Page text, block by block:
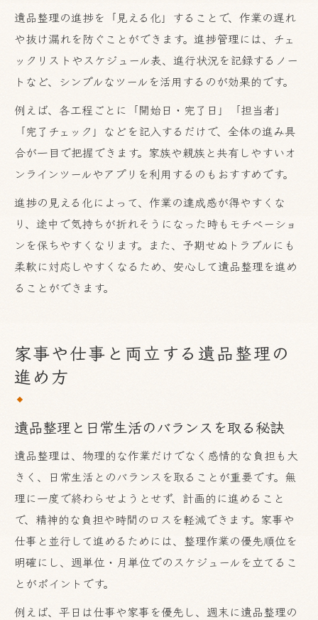
遺品整理の進捗を「見える化」することで、作業の遅れ
や抜け漏れを防ぐことができます。進捗管理には、チェ
ックリストやスケジュール表、進行状況を記録するノー
トなど、シンプルなツールを活用するのが効果的です。
例えば、各工程ごとに「開始日・完了日」「担当者」
「完了チェック」などを記入するだけで、全体の進み具
合が一目で把握できます。家族や親族と共有しやすいオ
ンラインツールやアプリを利用するのもおすすめです。
進捗の見える化によって、作業の達成感が得やすくな
り、途中で気持ちが折れそうになった時もモチベーショ
ンを保ちやすくなります。また、予期せぬトラブルにも
柔軟に対応しやすくなるため、安心して遺品整理を進め
ることができます。
家事や仕事と両立する遺品整理の
進め方
遺品整理と日常生活のバランスを取る秘訣
遺品整理は、物理的な作業だけでなく感情的な負担も大
きく、日常生活とのバランスを取ることが重要です。無
理に一度で終わらせようとせず、計画的に進めること
で、精神的な負担や時間のロスを軽減できます。家事や
仕事と並行して進めるためには、整理作業の優先順位を
明確にし、週単位・月単位でのスケジュールを立てるこ
とがポイントです。
例えば、平日は仕事や家事を優先し、週末に遺品整理の